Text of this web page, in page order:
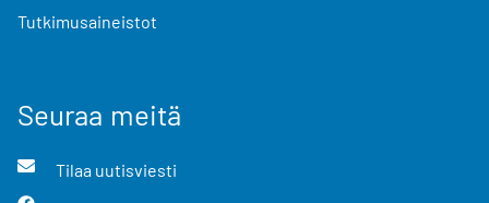
Tutkimusaineistot
Seuraa meitä
Tilaa uutisviesti